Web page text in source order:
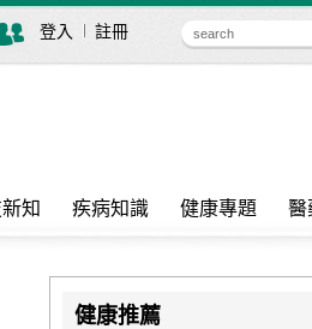
登入 註冊
知 疾病知識 健康專題 醫
健康推薦